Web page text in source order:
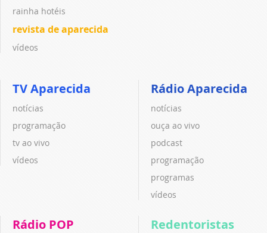
rainha hotéis
revista de aparecida
vídeos
TV Aparecida
notícias
programação
tv ao vivo
vídeos
Rádio Aparecida
notícias
ouça ao vivo
podcast
programação
programas
vídeos
Rádio POP Redentoristas